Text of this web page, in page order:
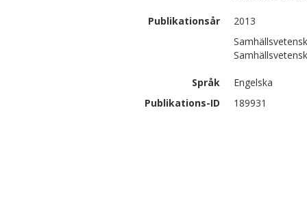
Publikationsår
2013
Språk
Engelska
Publikations-ID
189931